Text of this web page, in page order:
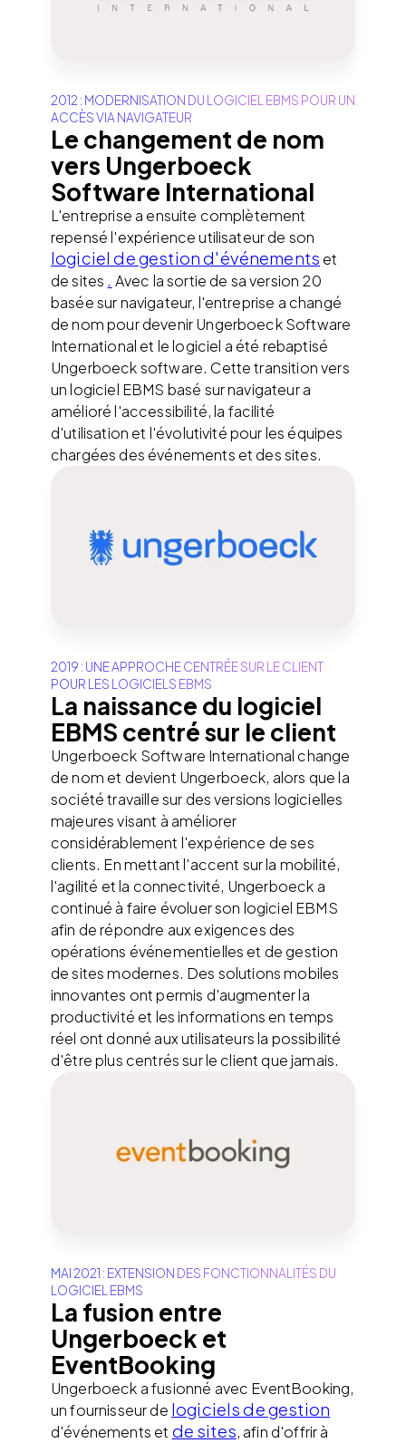
2012 : MODERNISATION DU LOGICIEL EBMS POUR UN
ACCÈS VIA NAVIGATEUR
Le changement de nom
vers Ungerboeck
Software International
L'entreprise a ensuite complètement
repensé l'expérience utilisateur de son
logiciel de gestion d'événements et
de sites
Avec la sortie de sa version 20
basée sur navigateur, l'entreprise a changé
de nom pour devenir Ungerboeck Software
International et le logiciel a été rebaptisé
Ungerboeck software. Cette transition vers
un logiciel EBMS basé sur navigateur a
amélioré l'accessibilité, la facilité
d'utilisation et l'évolutivité pour les équipes
chargées des événements et des sites.
2019 : UNE APPROCHE CENTRÉE SUR LE CLIENT
POUR LES LOGICIELS EBMS
La naissance du logiciel
EBMS centré sur le client
Ungerboeck Software International change
de nom et devient Ungerboeck, alors que la
société travaille sur des versions logicielles
majeures visant à améliorer
considérablement l'expérience de ses
clients. En mettant l'accent sur la mobilité,
l'agilité et la connectivité, Ungerboeck a
continué à faire évoluer son logiciel EBMS
afin de répondre aux exigences des
opérations événementielles et de gestion
de sites modernes. Des solutions mobiles
innovantes ont permis d'augmenter la
productivité et les informations en temps
réel ont donné aux utilisateurs la possibilité
d'être plus centrés sur le client que jamais.
MAI 2021 : EXTENSION DES FONCTIONNALITÉS DU
LOGICIEL EBMS
La fusion entre
Ungerboeck et
EventBooking
Ungerboeck a fusionné avec EventBooking,
un fournisseur de logiciels de gestion
d'événements et de sites, afin d'offrir à